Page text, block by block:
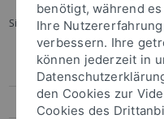
Sie sind hier: Startseite ...
Pressemitteilungen
Archiv
benötigt, während
Ihre
verbessern. Ihre
können jederzeit in
den Cookies zur
Cookies des